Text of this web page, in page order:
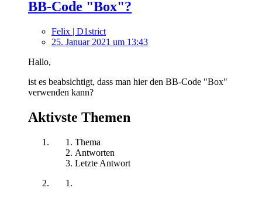
BB-Code "Box"?
Felix | D1strict
25. Januar 2021 um 13:43
Hallo,
ist es beabsichtigt, dass man hier den BB-Code "Box"
verwenden kann?
Aktivste Themen
Thema
Antworten
Letzte Antwort